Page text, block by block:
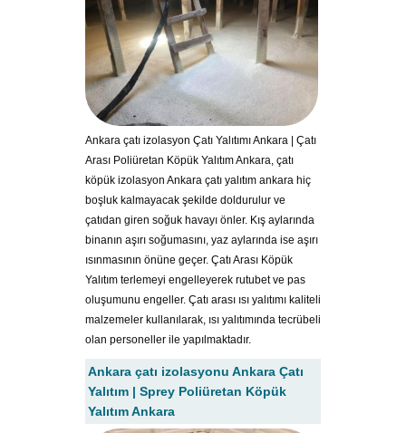
Ankara çatı izolasyon Çatı Yalıtımı Ankara | Çatı
Arası Poliüretan Köpük Yalıtım Ankara, çatı
köpük izolasyon Ankara çatı yalıtım ankara hiç
boşluk kalmayacak şekilde doldurulur ve
çatıdan giren soğuk havayı önler. Kış aylarında
binanın aşırı soğumasını, yaz aylarında ise aşırı
ısınmasının önüne geçer. Çatı Arası Köpük
Yalıtım terlemeyi engelleyerek rutubet ve pas
oluşumunu engeller. Çatı arası ısı yalıtımı kaliteli
malzemeler kullanılarak, ısı yalıtımında tecrübeli
olan personeller ile yapılmaktadır.
Ankara çatı izolasyonu Ankara Çatı
Yalıtım | Sprey Poliüretan Köpük
Yalıtım Ankara